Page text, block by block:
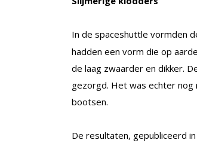
In de spaceshuttle vormden
hadden een vorm die op
de laag zwaarder en dikker.
gezorgd. Het was echter
bootsen.
De resultaten, gepubliceerd in